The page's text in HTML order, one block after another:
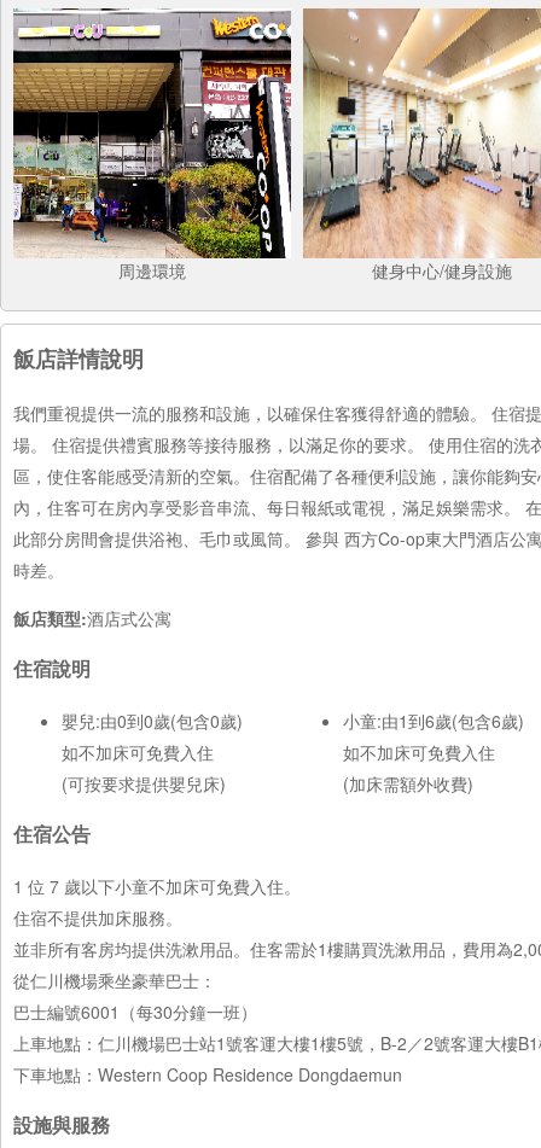
周邊環境 健身中心/健身設施
飯店詳情說明
我們重視提供一流的服務和設施，以確保住客獲得舒適的體驗。 住
場。 住宿提供禮賓服務等接待服務，以滿足你的要求。 使用住宿的
區，使住客能感受清新的空氣。住宿配備了各種便利設施，讓你能夠
內，住客可在房內享受影音串流、每日報紙或電視，滿足娛樂需求。
此部分房間會提供浴袍、毛巾或風筒。 參與 西方Co-op東大門酒店
時差。
飯店類型:酒店式公寓
住宿說明
嬰兒:由0到0歲(包含0歲)
如不加床可免費入住
(可按要求提供嬰兒床)
小童:由1到6歲(包含6歲)
如不加床可免費入住
(加床需額外收費)
住宿公告
1 位 7 歲以下小童不加床可免費入住。
住宿不提供加床服務。
並非所有客房均提供洗漱用品。住客需於1樓購買洗漱用品，費用為
從仁川機場乘坐豪華巴士：
巴士編號6001（每30分鐘一班）
上車地點：仁川機場巴士站1號客運大樓1樓5號，B-2／2號客運大樓
下車地點：Western Coop Residence Dongdaemun
設施與服務